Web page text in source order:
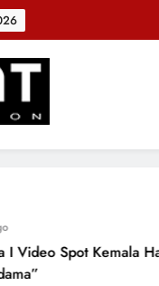
Video Spot Kemala